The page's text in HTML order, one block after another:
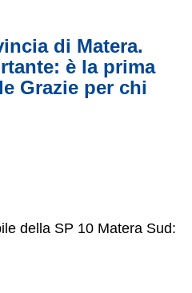
di Matera.
è la prima
Grazie per chi
della SP 10 Matera Sud: